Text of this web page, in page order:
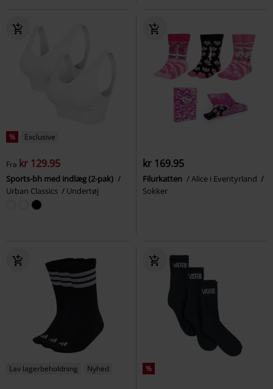
% Exclusive
Fra kr 129.95
Sports-bh med indlæg (2-pak)
Urban Classics
Undertøj
kr 169.95
Filurkatten
Alice i Eventyrland
Sokker
Lav lagerbeholdning Nyhed %